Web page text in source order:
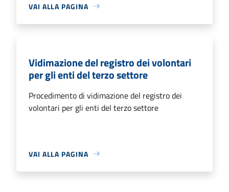
VAI ALLA PAGINA
Vidimazione del registro dei volontari
per gli enti del terzo settore
Procedimento di vidimazione del registro dei
volontari per gli enti del terzo settore
VAI ALLA PAGINA